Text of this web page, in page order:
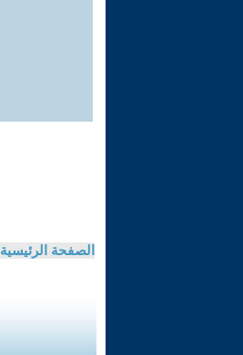
الصفحة الرئيسية